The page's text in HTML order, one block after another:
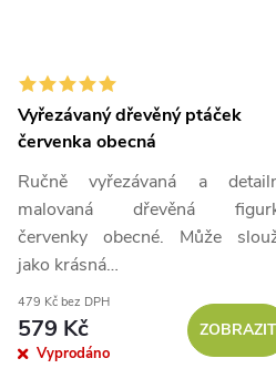
Vyřezávaný dřevěný ptáček
červenka obecná
Ručně vyřezávaná a
malovaná dřevěná
červenky obecné. Může
jako krásná…
479 Kč bez DPH
579 Kč
Vyprodáno
ZOBRAZIT